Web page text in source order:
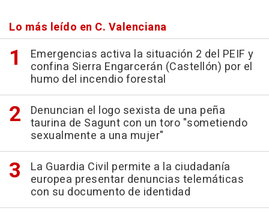
Lo más leído en C. Valenciana
Emergencias activa la situación 2 del PEIF y
confina Sierra Engarcerán (Castellón) por el
humo del incendio forestal
Denuncian el logo sexista de una peña
taurina de Sagunt con un toro "sometiendo
sexualmente a una mujer"
La Guardia Civil permite a la ciudadanía
europea presentar denuncias telemáticas
con su documento de identidad